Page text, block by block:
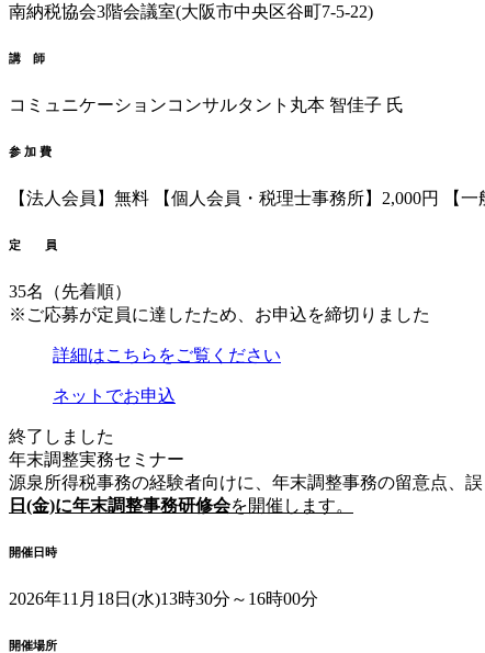
南納税協会3階会議室(大阪市中央区谷町7-5-22)
講 師
コミュニケーションコンサルタント 丸本 智佳子 氏
参 加 費
【法人会員】無料 【個人会員・税理士事務所】2,000円 【
定 員
35名（先着順）
※ご応募が定員に達したため、お申込を締切りました
詳細はこちらをご覧ください
ネットでお申込
終了しました
年末調整実務セミナー
源泉所得税事務の経験者向けに、年末調整事務の留意点、
日(金)に年末調整事務研修会を開催します。
開催日時
2026年11月18日(水)13時30分～16時00分
開催場所